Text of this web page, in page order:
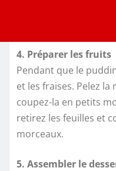
4. Préparer les fruits
Pendant que le
et les fraises. Pelez
coupez-la en petits
retirez les feuilles et
morceaux.
5. Assembler le